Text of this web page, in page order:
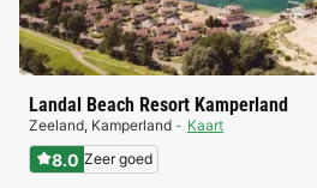
Landal Beach Resort Kamperland
Zeeland, Kamperland Kaart
8.0 Zeer goed